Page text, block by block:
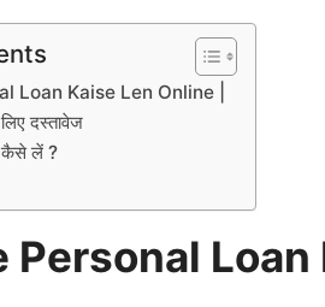
Loan Kaise Len Online |
दस्तावेज
कैसे लें ?
Personal Loan